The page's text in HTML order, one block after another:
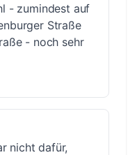
- zumindest auf
Straße
- noch sehr
nicht dafür,